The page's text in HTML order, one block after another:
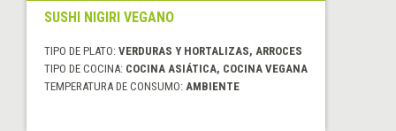
SUSHI NIGIRI VEGANO
TIPO DE PLATO: VERDURAS Y HORTALIZAS, ARROCES
TIPO DE COCINA: COCINA ASIÁTICA, COCINA VEGANA
TEMPERATURA DE CONSUMO: AMBIENTE